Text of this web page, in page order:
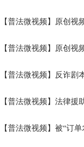
【普法微视频】原创
【普法微视频】原创视
【普法微视频】反诈
【普法微视频】法律援
【普法微视频】被“订